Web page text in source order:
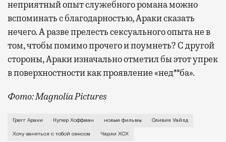
неприятный опыт служебного романа можно
вспоминать с благодарностью, Араки сказать
нечего. А разве прелесть сексуального опыта не в
том, чтобы помимо прочего и поумнеть? С другой
стороны, Араки изначально отметил бы этот упрек
в поверхностности как проявление «нед**ба».
Фото: Magnolia Pictures
В первой же сцене своего нового фильма Грегг
Грегг Араки Купер Хоффман новые фильмы Оливия Уайлд
Хочу заняться с тобой сексом Чарли XCX